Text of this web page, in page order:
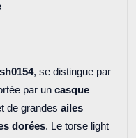
sh0154, se distingue par
par un casque
de grandes ailes
dorées. Le torse light